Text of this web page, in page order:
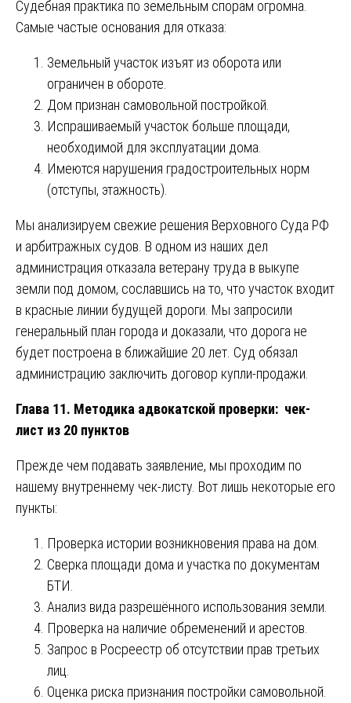
Судебная практика по земельным спорам огромна.
Самые частые основания для отказа:
Земельный участок изъят из оборота или
ограничен в обороте.
Дом признан самовольной постройкой.
Испрашиваемый участок больше площади,
необходимой для эксплуатации дома.
Имеются нарушения градостроительных норм
(отступы, этажность).
Мы анализируем свежие решения Верховного Суда РФ
и арбитражных судов. В одном из наших дел
администрация отказала ветерану труда в выкупе
земли под домом, сославшись на то, что участок входит
в красные линии будущей дороги. Мы запросили
генеральный план города и доказали, что дорога не
будет построена в ближайшие 20 лет. Суд обязал
администрацию заключить договор купли-продажи.
Глава 11. Методика адвокатской проверки: чек-
лист из 20 пунктов
Прежде чем подавать заявление, мы проходим по
нашему внутреннему чек-листу. Вот лишь некоторые его
пункты:
Проверка истории возникновения права на дом.
Сверка площади дома и участка по документам
БТИ.
Анализ вида разрешённого использования земли.
Проверка на наличие обременений и арестов.
Запрос в Росреестр об отсутствии прав третьих
лиц.
Оценка риска признания постройки самовольной.